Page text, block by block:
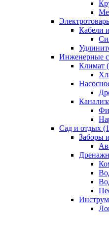
Кабели
Инженерные
Климат
Сад и отдых
Заборы